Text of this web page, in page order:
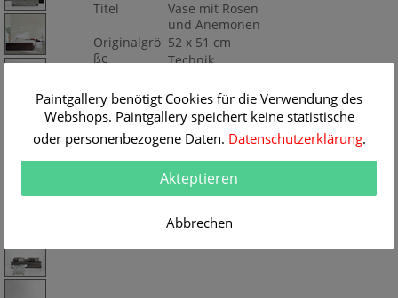
Titel
Vase mit Rosen
und Anemonen
Originalgrö
ße
52 x 51 cm
Technik
Nr
BA33824
Paintgallery benötigt Cookies für die Verwendung des
Webshops. Paintgallery speichert keine statistische
oder personenbezogene Daten. Datenschutzerklärung.
Akteptieren
Abbrechen